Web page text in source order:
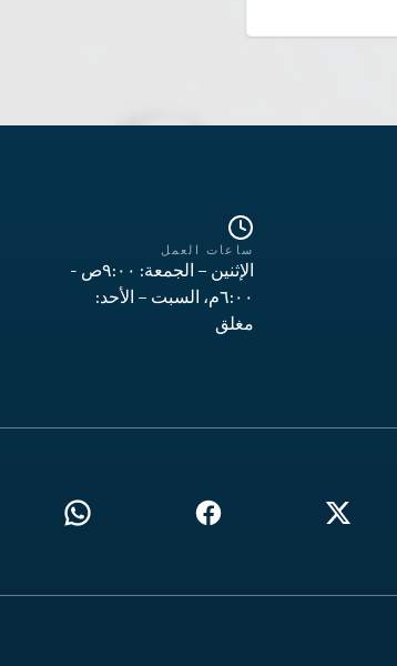
ساعات العمل
الإثنين – الجمعة: ٩:٠٠ص -
٦:٠٠م، السبت – الأحد:
مغلق